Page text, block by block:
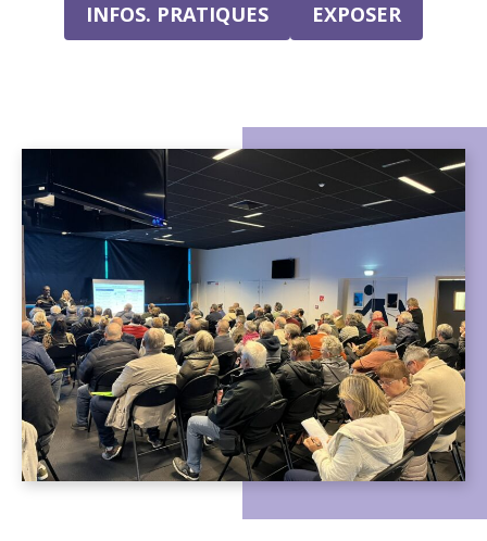
INFOS. PRATIQUES
EXPOSER